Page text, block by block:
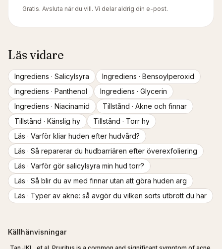
Gratis. Avsluta när du vill. Vi delar aldrig din e-post.
Läs vidare
Ingrediens · Salicylsyra Ingrediens · Bensoylperoxid
Ingrediens · Panthenol Ingrediens · Glycerin
Ingrediens · Niacinamid Tillstånd · Akne och finnar
Tillstånd · Känslig hy Tillstånd · Torr hy
Läs · Varför kliar huden efter hudvård?
Läs · Så reparerar du hudbarriären efter överexfoliering
Läs · Varför gör salicylsyra min hud torr?
Läs · Så blir du av med finnar utan att göra huden arg
Läs · Typer av akne: så avgör du vilken sorts utbrott du har
Källhänvisningar